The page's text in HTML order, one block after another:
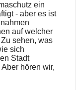
ein
- aber es ist
auf welcher
sehen, was
sich
Stadt
hören wir,